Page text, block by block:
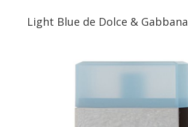
Light Blue de Dolce & Gabbana